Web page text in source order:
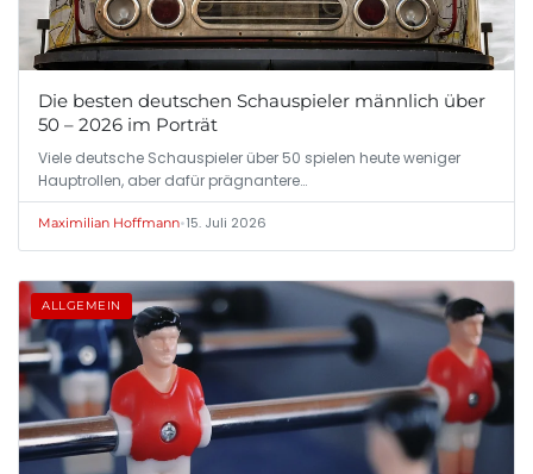
Die besten deutschen Schauspieler männlich über
50 – 2026 im Porträt
Viele deutsche Schauspieler über 50 spielen heute weniger
Hauptrollen, aber dafür prägnantere…
Maximilian Hoffmann•15. Juli 2026
ALLGEMEIN